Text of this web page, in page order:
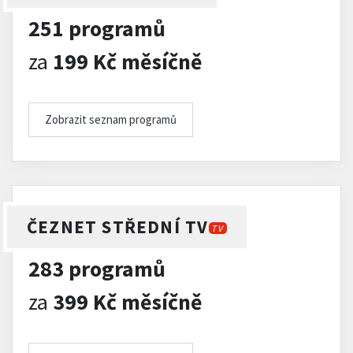
251 programů
za 199 Kč měsíčně
Zobrazit seznam programů
ČEZNET STŘEDNÍ TV TV
283 programů
za 399 Kč měsíčně